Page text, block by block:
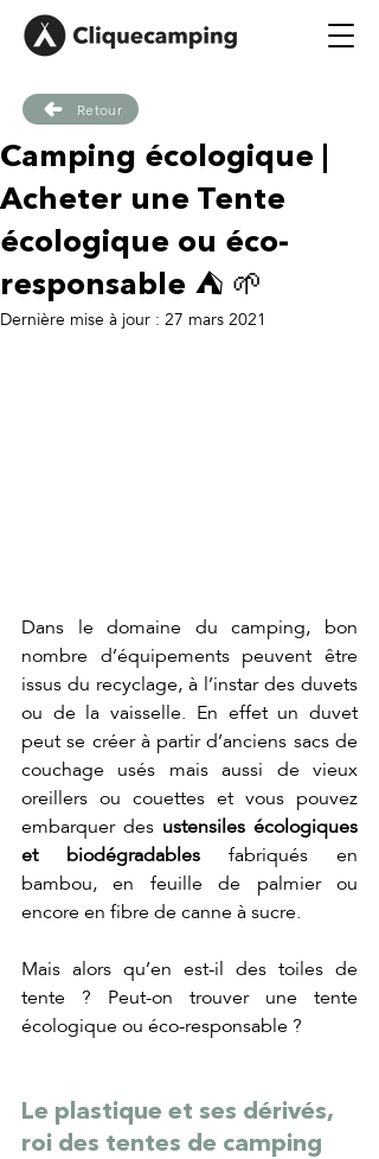
Retour
Camping écologique |
Acheter une Tente
écologique ou éco-
responsable ⛺ 🌱
Dernière mise à jour : 27 mars 2021
Dans le domaine du camping, bon
nombre d’équipements peuvent être
issus du recyclage, à l’instar des duvets
ou de la vaisselle. En effet un duvet
peut se créer à partir d’anciens sacs de
couchage usés mais aussi de vieux
oreillers ou couettes et vous pouvez
embarquer des ustensiles écologiques
et biodégradables fabriqués en
bambou, en feuille de palmier ou
encore en fibre de canne à sucre.
Mais alors qu’en est-il des toiles de
tente ? Peut-on trouver une tente
écologique ou éco-responsable ?
Le plastique et ses dérivés,
roi des tentes de camping